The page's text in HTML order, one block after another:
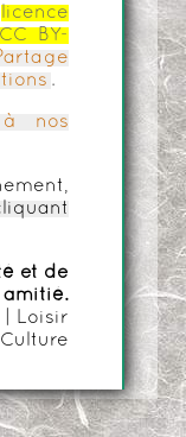
licence
CC BY-
.
à nos
et de
amitié.
| Loisir